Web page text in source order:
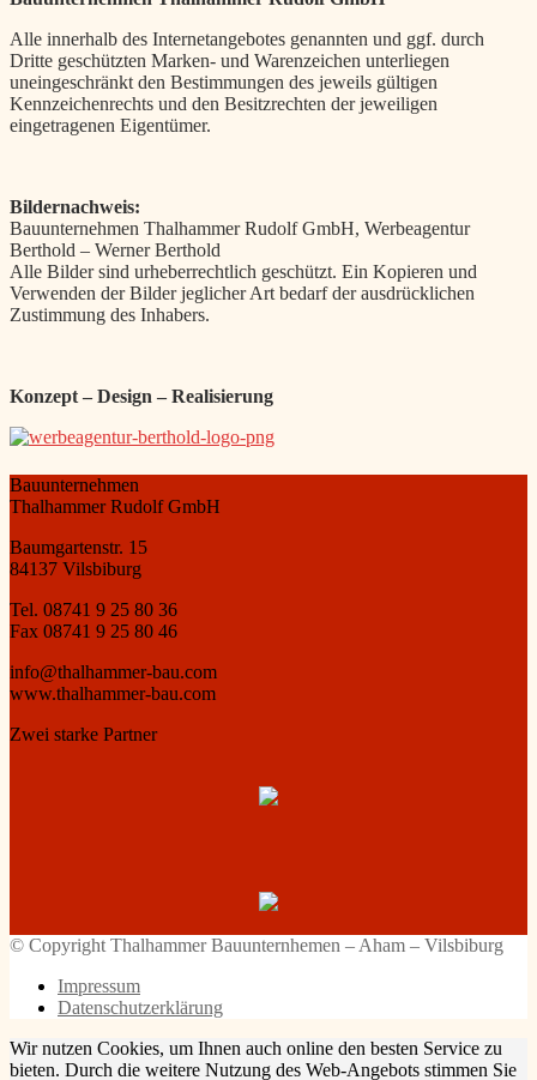
Alle innerhalb des Internetangebotes genannten und ggf. durch
Dritte geschützten Marken- und Warenzeichen unterliegen
uneingeschränkt den Bestimmungen des jeweils gültigen
Kennzeichenrechts und den Besitzrechten der jeweiligen
eingetragenen Eigentümer.
Bildernachweis:
Bauunternehmen Thalhammer Rudolf GmbH, Werbeagentur
Berthold – Werner Berthold
Alle Bilder sind urheberrechtlich geschützt. Ein Kopieren und
Verwenden der Bilder jeglicher Art bedarf der ausdrücklichen
Zustimmung des Inhabers.
Konzept – Design – Realisierung
Bauunternehmen
Thalhammer Rudolf GmbH
Baumgartenstr. 15
84137 Vilsbiburg
Tel. 08741 9 25 80 36
Fax 08741 9 25 80 46
info@thalhammer-bau.com
www.thalhammer-bau.com
Zwei starke Partner
© Copyright Thalhammer Bauunternhemen – Aham – Vilsbiburg
Impressum
Datenschutzerklärung
Wir nutzen Cookies, um Ihnen auch online den besten Service zu
bieten. Durch die weitere Nutzung des Web-Angebots stimmen Sie